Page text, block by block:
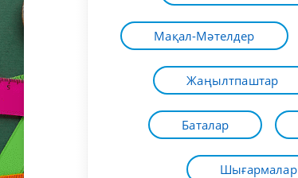
Мақал-Мәтелдер
Жаңылтпаштар
Баталар
Шығармалар